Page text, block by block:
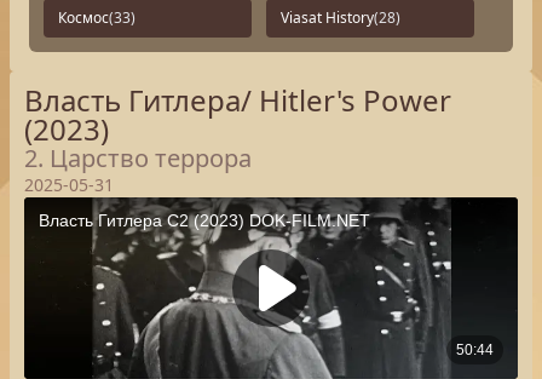
Космос(33) Viasat History(28)
Власть Гитлера/ Hitler's Power
(2023)
2. Царство террора
2025-05-31